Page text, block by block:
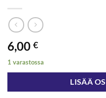
6,00 €
1 varastossa
LISÄÄ